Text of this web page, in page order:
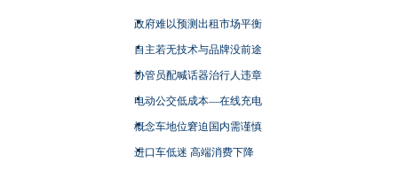
政府难以预测出租市场平衡
自主若无技术与品牌没前途
协管员配喊话器治行人违章
电动公交低成本—在线充电
概念车地位窘迫国内需谨慎
进口车低迷 高端消费下降